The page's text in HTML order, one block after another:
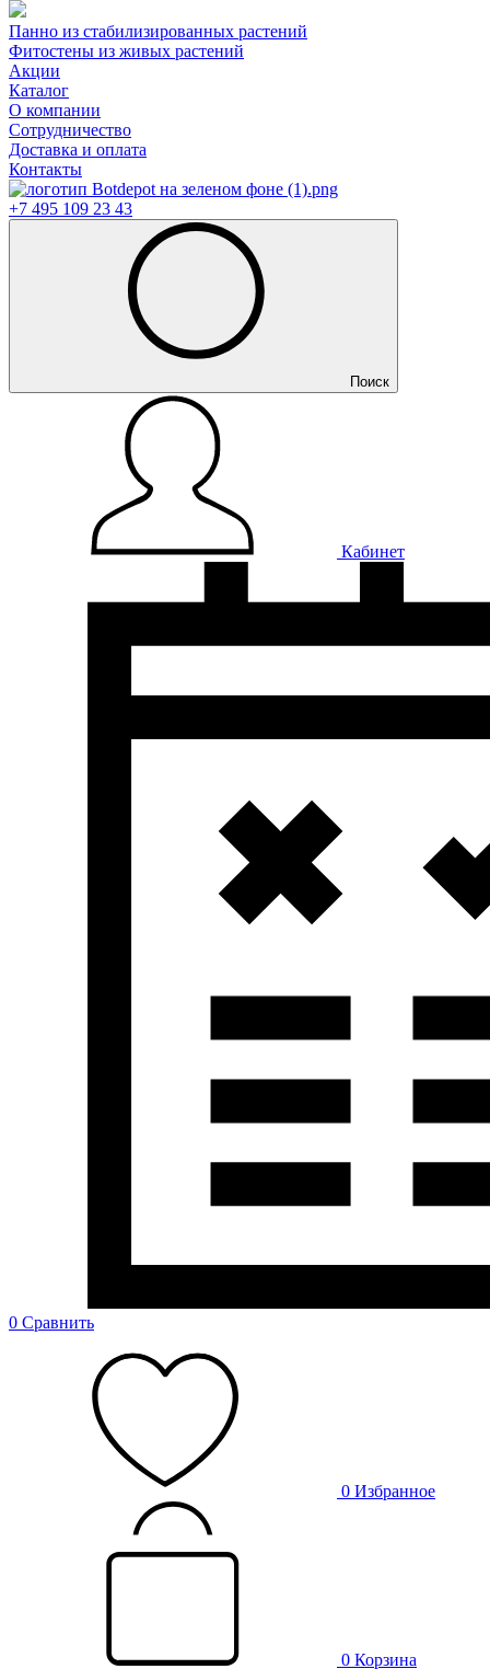
Панно из стабилизированных растений
Фитостены из живых растений
Акции
Каталог
О компании
Сотрудничество
Доставка и оплата
Контакты
+7 495 109 23 43
Поиск
Кабинет
0 Сравнить
0 Избранное
0 Корзина